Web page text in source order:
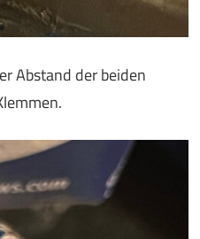
Abstand der beiden